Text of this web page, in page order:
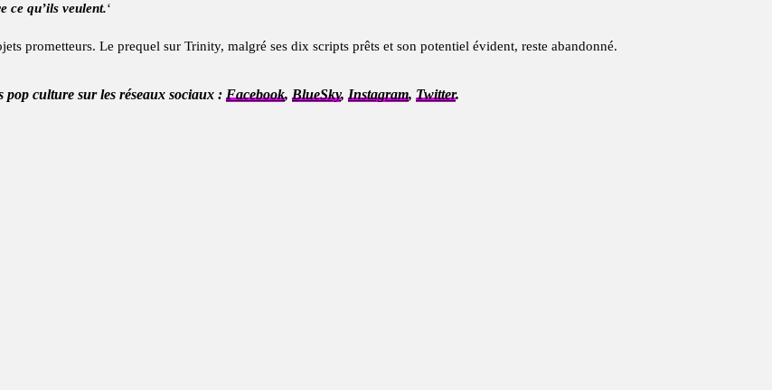
ce qu’ils veulent.‘
prometteurs. Le prequel sur Trinity, malgré ses dix scripts prêts et son potentiel évident, reste abandonné.
pop culture sur les réseaux sociaux : Facebook, BlueSky, Instagram, Twitter.